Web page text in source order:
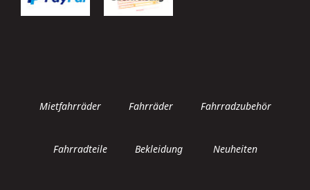
Mietfahrräder Fahrräder Fahrradzubehör
Fahrradteile Bekleidung Neuheiten